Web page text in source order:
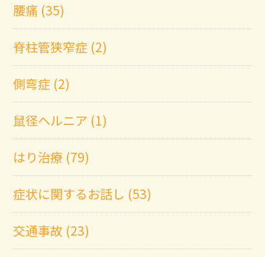
腰痛 (35)
脊柱管狭窄症 (2)
側弯症 (2)
鼠径ヘルニア (1)
はり治療 (79)
症状に関するお話し (53)
交通事故 (23)